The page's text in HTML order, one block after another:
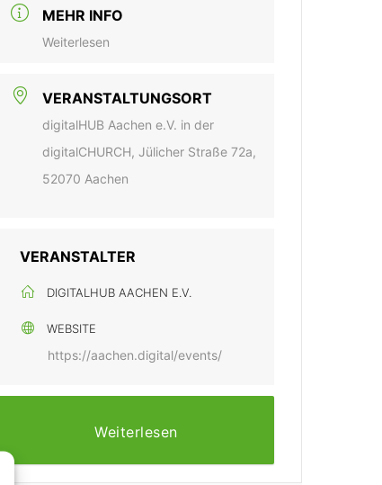
MEHR INFO
Weiterlesen
VERANSTALTUNGSORT
digitalHUB Aachen e.V. in der
digitalCHURCH, Jülicher Straße 72a,
52070 Aachen
VERANSTALTER
DIGITALHUB AACHEN E.V.
WEBSITE
https://aachen.digital/events/
Weiterlesen